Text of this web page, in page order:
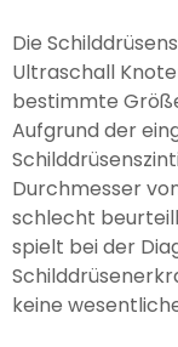
Die
Ultraschall
bestimmte
Aufgrund der
Durchmesser
schlecht
spielt bei der
keine